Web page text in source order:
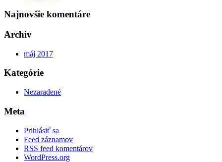
Najnovšie komentáre
Archív
máj 2017
Kategórie
Nezaradené
Meta
Prihlásiť sa
Feed záznamov
RSS feed komentárov
WordPress.org